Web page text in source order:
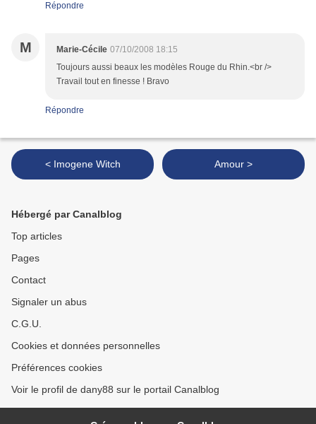
Répondre
M Marie-Cécile 07/10/2008 18:15
Toujours aussi beaux les modèles Rouge du Rhin.<br />
Travail tout en finesse ! Bravo
Répondre
< Imogene Witch Amour >
Hébergé par Canalblog
Top articles
Pages
Contact
Signaler un abus
C.G.U.
Cookies et données personnelles
Préférences cookies
Voir le profil de dany88 sur le portail Canalblog